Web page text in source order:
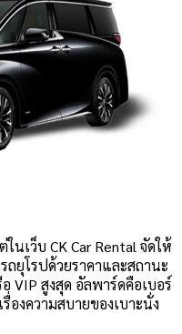
เว็บ CK Car Rental จัดให้
ถยุโรปด้วยราคาและสถานะ
VIP สูงสุด อัลพาร์ดคือเบอร์
องความสบายของเบาะนั่ง